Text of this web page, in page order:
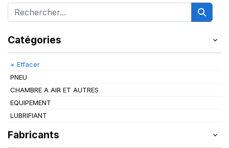
Catégories
× Effacer
PNEU
CHAMBRE A AIR ET AUTRES
EQUIPEMENT
LUBRIFIANT
Fabricants